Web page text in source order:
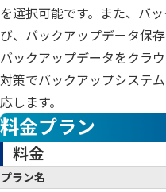
を選択可能です。また、バ
び、バックアップデータ保
バックアップデータをクラ
対策でバックアップシステ
応します。
料金プラン
料金
プラン名